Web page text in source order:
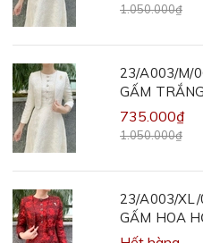
1.050.000₫
23/A003/M/
GẤM TRẮNG
735.000₫
1.050.000₫
23/A003/XL/
GẤM HOA